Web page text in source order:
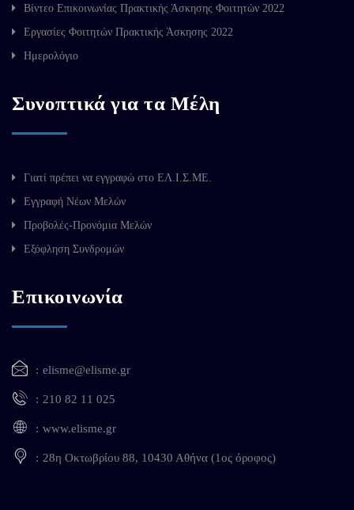
Βίντεο Επικοινωνίας Πρακτικής Άσκησης Φοιτητών 2022
Εργασίες Φοιτητών Πρακτικής Άσκησης 2022
Ημερολόγιο
Συνοπτικά για τα Μέλη
Γιατί πρέπει να εγγραφώ στο ΕΛ.Ι.Σ.ΜΕ.
Εγγραφή Νέων Μελών
Προβολές-Προνόμια Μελών
Εξόφληση Συνδρομών
Επικοινωνία
elisme@elisme.gr
210 82 11 025
www.elisme.gr
28η Οκτωβρίου 88, 10430 Αθήνα (1ος όροφος)